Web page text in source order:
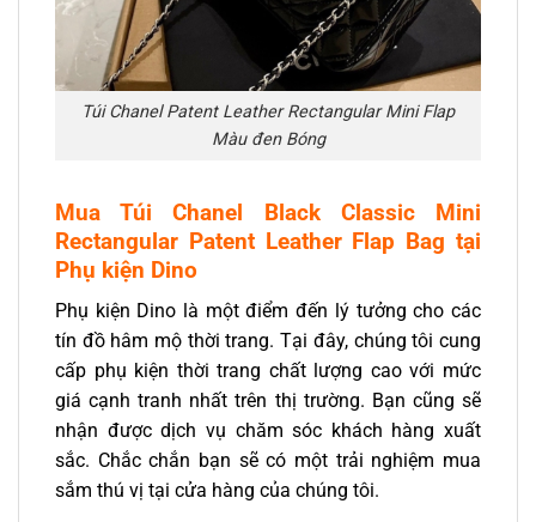
Túi Chanel Patent Leather Rectangular Mini Flap
Màu đen Bóng
Mua Túi Chanel Black Classic Mini
Rectangular Patent Leather Flap Bag tại
Phụ kiện Dino
Phụ kiện Dino là một điểm đến lý tưởng cho các
tín đồ hâm mộ thời trang. Tại đây, chúng tôi cung
cấp phụ kiện thời trang chất lượng cao với mức
giá cạnh tranh nhất trên thị trường. Bạn cũng sẽ
nhận được dịch vụ chăm sóc khách hàng xuất
sắc. Chắc chắn bạn sẽ có một trải nghiệm mua
sắm thú vị tại cửa hàng của chúng tôi.